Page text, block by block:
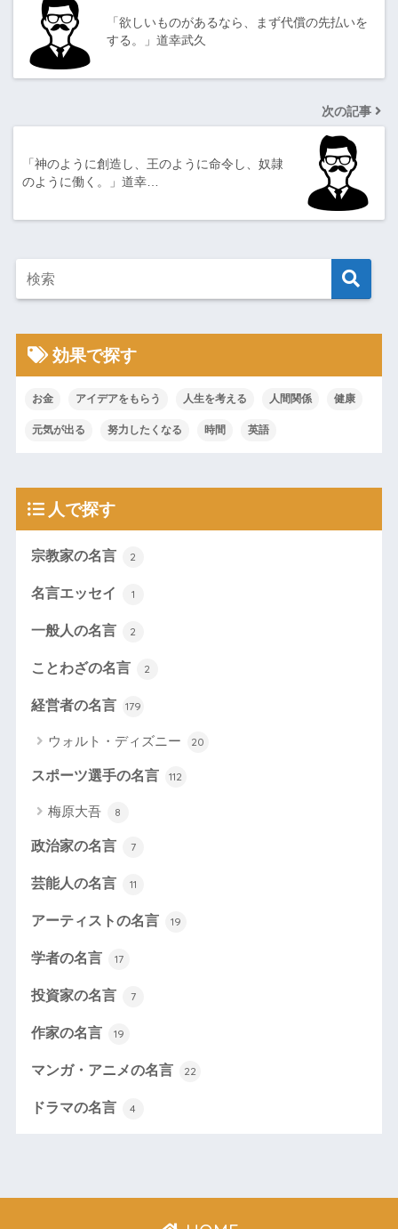
「欲しいものがあるなら、まず代償の先払いを
する。」道幸武久
次の記事
「神のように創造し、王のように命令し、奴隷
のように働く。」道幸…
効果で探す
お金 アイデアをもらう 人生を考える 人間関係 健康
元気が出る 努力したくなる 時間 英語
人で探す
宗教家の名言 2
名言エッセイ 1
一般人の名言 2
ことわざの名言 2
経営者の名言 179
ウォルト・ディズニー 20
スポーツ選手の名言 112
梅原大吾 8
政治家の名言 7
芸能人の名言 11
アーティストの名言 19
学者の名言 17
投資家の名言 7
作家の名言 19
マンガ・アニメの名言 22
ドラマの名言 4